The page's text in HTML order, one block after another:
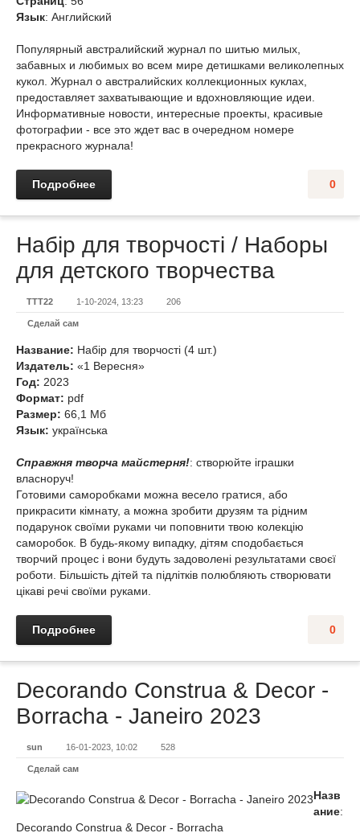
Язык: Английский
Популярный австралийский журнал по шитью милых,
забавных и любимых во всем мире детишками великолепных
кукол. Журнал о австралийских коллекционных куклах,
предоставляет захватывающие и вдохновляющие идеи.
Информативные новости, интересные проекты, красивые
фотографии - все это ждет вас в очередном номере
прекрасного журнала!
0
Подробнее
Набір для творчості / Наборы
для детского творчества
TTT22 1-10-2024, 13:23 206
Сделай сам
Название: Набір для творчості (4 шт.)
Издатель: «1 Вересня»
Год: 2023
Формат: pdf
Размер: 66,1 Мб
Язык: українська
Справжня творча майстерня!: створюйте іграшки
власноруч!
Готовими саморобками можна весело гратися, або
прикрасити кімнату, а можна зробити друзям та рідним
подарунок своїми руками чи поповнити твою колекцію
саморобок. В будь-якому випадку, дітям сподобається
творчий процес і вони будуть задоволені результатами своєї
роботи. Більшість дітей та підлітків полюбляють створювати
цікаві речі своїми руками.
0
Подробнее
Decorando Construa & Decor -
Borracha - Janeiro 2023
sun 16-01-2023, 10:02 528
Сделай сам
Назв
ание:
Decorando Construa & Decor - Borracha